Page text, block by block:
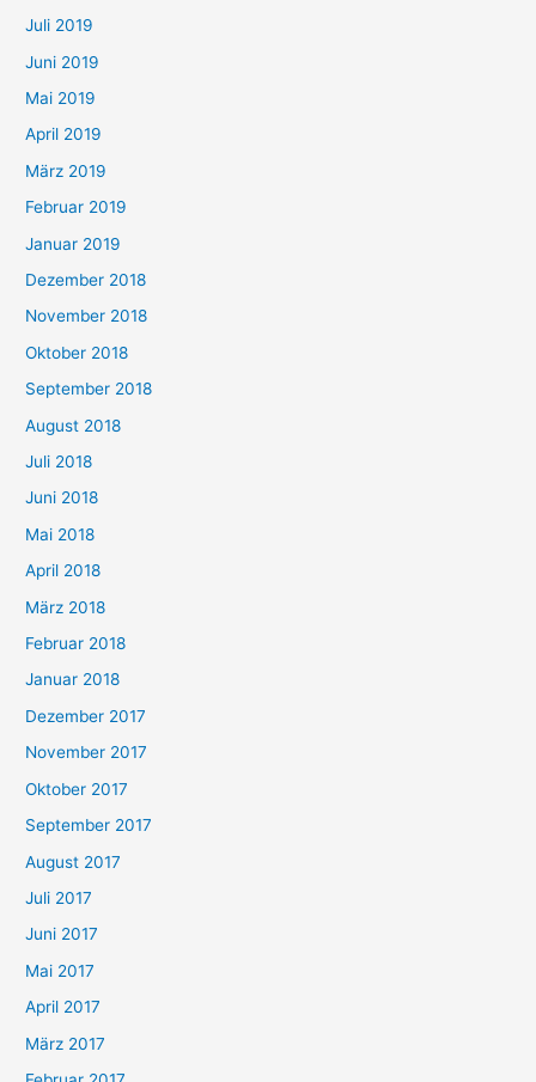
Juli 2019
Juni 2019
Mai 2019
April 2019
März 2019
Februar 2019
Januar 2019
Dezember 2018
November 2018
Oktober 2018
September 2018
August 2018
Juli 2018
Juni 2018
Mai 2018
April 2018
März 2018
Februar 2018
Januar 2018
Dezember 2017
November 2017
Oktober 2017
September 2017
August 2017
Juli 2017
Juni 2017
Mai 2017
April 2017
März 2017